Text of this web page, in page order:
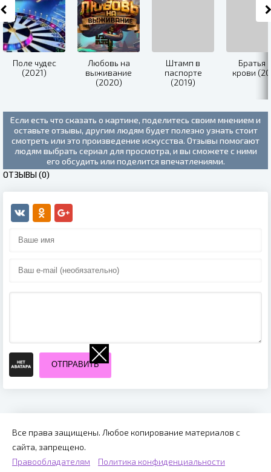
Поле чудес
(2021)
Любовь на
выживание
(2020)
Штамп в
паспорте
(2019)
Братья
крови
Если есть что сказать о картине, поделитесь своим мнением и
оставьте отзывы, другим людям будет полезно узнать стоит
смотреть или это произведение искусства. Отзывы помогают
людям выбрать сериал для просмотра, и вы сможете с ними
его обсудить или поделится впечатлениями.
ОТЗЫВЫ (0)
ОТПРАВИТЬ
Все права защищены. Любое копирование материалов с
сайта, запрещено.
Правообладателям
Политика конфиденциальности